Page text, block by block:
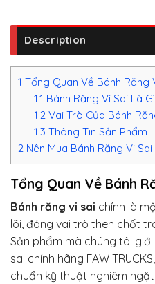
Description
1 Tổng Quan Về Bánh Răng
1.1 Bánh Răng Vi Sai Là
1.2Vai Trò Của Bánh
1.3 Thông Tin Sản Phẩm
2 Nên Mua Bánh Răng Vi
Tổng Quan Về Bánh
Bánh răng vi sai chính là
lõi, đóng vai trò then chốt
Sản phẩm mà chúng tôi
sai chính hãng FAW
chuẩn kỹ thuật nghiêm